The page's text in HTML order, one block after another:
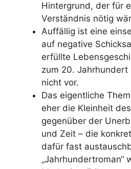
Hintergrund, der für
Verständnis nötig
Auffällig ist eine
auf negative
erfüllte
zum 20. Jahrhundert
nicht vor.
Das eigentliche
eher die Kleinheit
gegenüber der
und Zeit – die
dafür fast
„Jahrhundertroman“